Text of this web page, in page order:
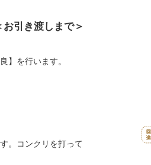
お引き渡しまで＞
】を行います。
。コンクリを打って